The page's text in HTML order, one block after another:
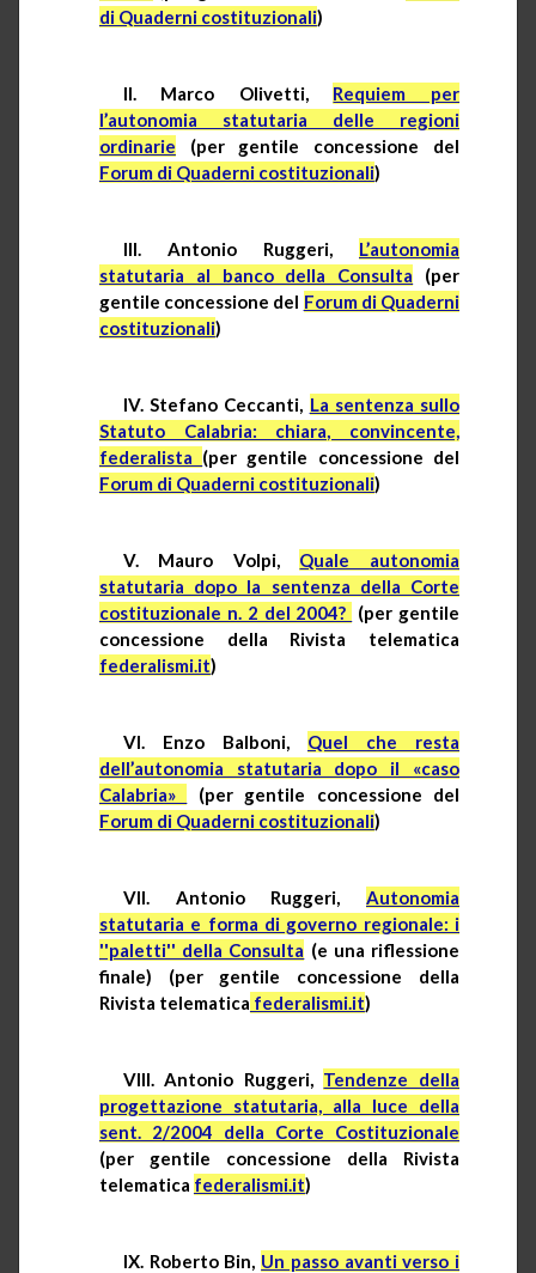
di Quaderni costituzionali)
II. Marco Olivetti, Requiem per
l’autonomia statutaria delle regioni
ordinarie (per gentile concessione del
Forum di Quaderni costituzionali)
III. Antonio Ruggeri, L’autonomia
statutaria al banco della Consulta (per
gentile concessione del Forum di Quaderni
costituzionali)
IV. Stefano Ceccanti, La sentenza sullo
Statuto Calabria: chiara, convincente,
federalista (per gentile concessione del
Forum di Quaderni costituzionali)
V. Mauro Volpi, Quale autonomia
statutaria dopo la sentenza della Corte
costituzionale n. 2 del 2004?
(per gentile
concessione della Rivista telematica
federalismi.it)
VI. Enzo Balboni, Quel che resta
dell’autonomia statutaria dopo il «caso
Calabria»
(per gentile concessione del
Forum di Quaderni costituzionali)
VII. Antonio Ruggeri, Autonomia
statutaria e forma di governo regionale: i
''paletti'' della Consulta (e una riflessione
finale) (per gentile concessione della
Rivista telematica federalismi.it)
VIII. Antonio Ruggeri, Tendenze della
progettazione statutaria, alla luce della
sent. 2/2004 della Corte Costituzionale
(per gentile concessione della Rivista
telematica federalismi.it)
IX. Roberto Bin, Un passo avanti verso i